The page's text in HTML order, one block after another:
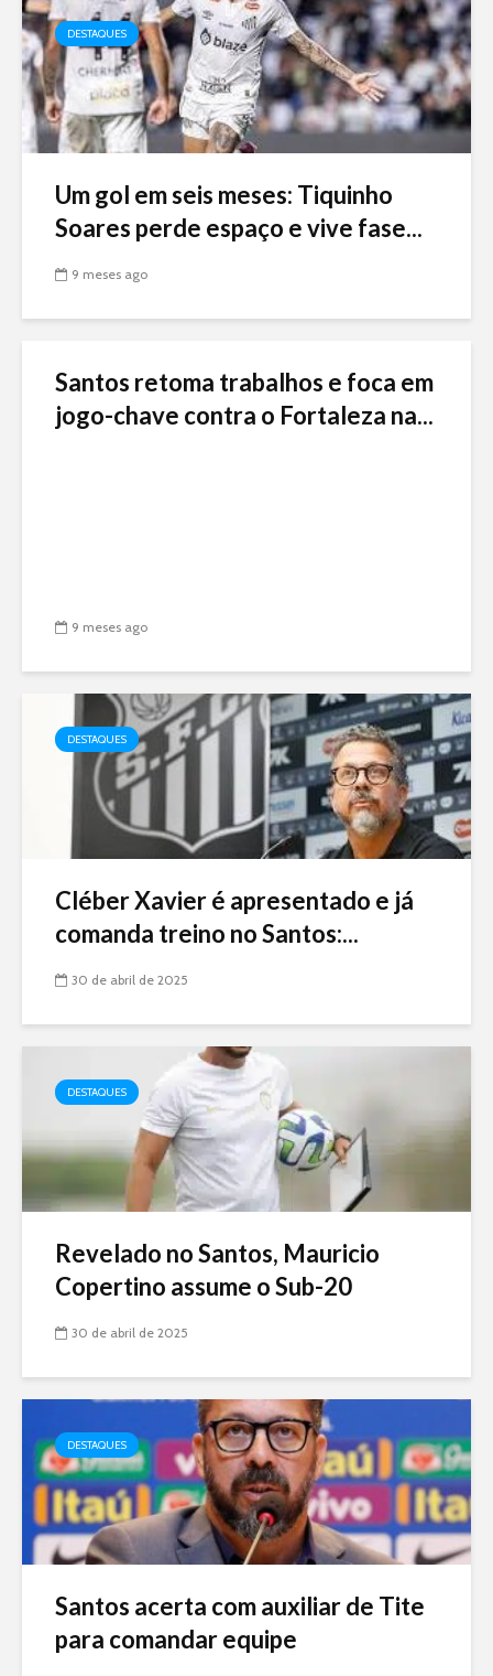
DESTAQUES
Um gol em seis meses: Tiquinho
Soares perde espaço e vive fase...
9 meses ago
Santos retoma trabalhos e foca em
jogo-chave contra o Fortaleza na...
9 meses ago
DESTAQUES
Cléber Xavier é apresentado e já
comanda treino no Santos:...
30 de abril de 2025
DESTAQUES
Revelado no Santos, Mauricio
Copertino assume o Sub-20
30 de abril de 2025
DESTAQUES
Santos acerta com auxiliar de Tite
para comandar equipe